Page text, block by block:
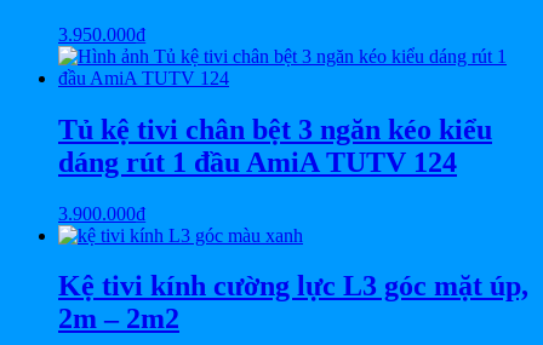
3.950.000₫
Tủ kệ tivi chân bệt 3 ngăn kéo kiểu
dáng rút 1 đầu AmiA TUTV 124
3.900.000₫
Kệ tivi kính cường lực L3 góc mặt úp,
2m – 2m2